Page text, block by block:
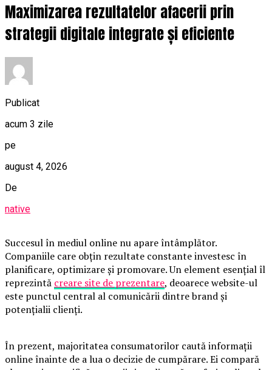
Maximizarea rezultatelor afacerii prin
strategii digitale integrate și eficiente
Publicat
acum 3 zile
pe
august 4, 2026
De
native
Succesul în mediul online nu apare întâmplător.
Companiile care obțin rezultate constante investesc în
planificare, optimizare și promovare. Un element esențial îl
reprezintă creare site de prezentare, deoarece website-ul
este punctul central al comunicării dintre brand și
potențialii clienți.
În prezent, majoritatea consumatorilor caută informații
online înainte de a lua o decizie de cumpărare. Ei compară